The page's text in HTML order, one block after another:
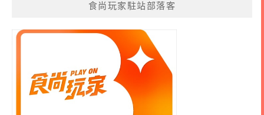
食尚玩家駐站部落客